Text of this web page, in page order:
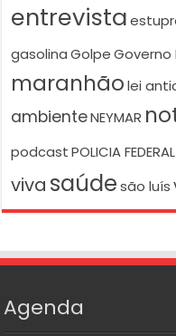
entrevista
gasolina Golpe Governo
maranhão lei
ambienteNEYMAR
podcast POLICIA FEDERAL
viva saúde são luís
Agenda